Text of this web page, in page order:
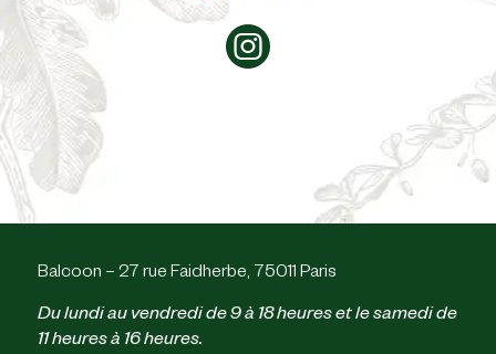
Balcoon – 27 rue Faidherbe, 75011 Paris
Du lundi au vendredi de 9 à 18 heures et le samedi de
11 heures à 16 heures.